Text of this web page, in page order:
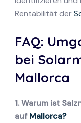
Rentabilität der
FAQ:
bei
Mallorca
1. Warum ist
aufMallorca?